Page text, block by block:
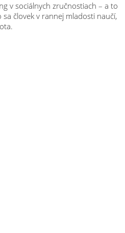
v sociálnych zručnostiach – a to
človek v rannej mladosti naučí,